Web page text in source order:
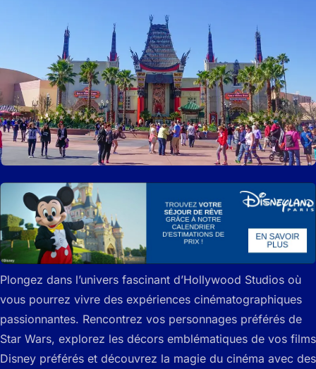
Plongez dans l’univers fascinant d’Hollywood Studios où
vous pourrez vivre des expériences cinématographiques
passionnantes. Rencontrez vos personnages préférés de
Star Wars, explorez les décors emblématiques de vos films
Disney préférés et découvrez la magie du cinéma avec des